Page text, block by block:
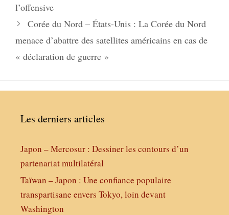
l’offensive
Corée du Nord – États-Unis : La Corée du Nord
menace d’abattre des satellites américains en cas de
« déclaration de guerre »
Les derniers articles
Japon – Mercosur : Dessiner les contours d’un
partenariat multilatéral
Taïwan – Japon : Une confiance populaire
transpartisane envers Tokyo, loin devant
Washington